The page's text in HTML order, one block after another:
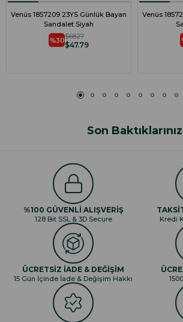
Venüs 1857209 23YS Günlük Bayan
Sandalet Siyah
%30$47.79
$68.27
Venüs
Son Baktıklarınız
%100 GÜVENLİ ALIŞVERİŞ
128 Bit SSL & 3D Secure Kredi
ÜCRETSİZ İADE & DEĞİŞİM
15 Gün İçinde İade & Değişim Hakkı